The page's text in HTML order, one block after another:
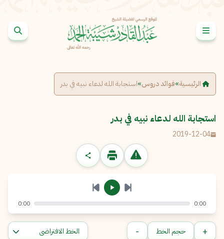
الرئيسية»فوائد دروس»استجابة الله لدعاء نبيه في بدر
استجابة الله لدعاء نبيه في بدر
2019-12-04
الإبلاغ عن مشكلة
الرسالة
إرسال إلغاء
0:00
0:00
+ حجم الخط -